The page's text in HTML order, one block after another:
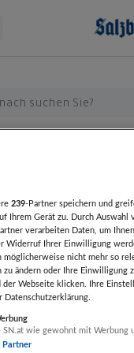
im
EUR 100,00
239-Partner speichern und
Ihrem Gerät zu. Durch
verarbeiten Daten, um
Widerruf Ihrer Einwilligung
möglicherweise nicht mehr so
zu ändern oder Ihre
der Webseite klicken. Ihre
Datenschutzerklärung.
SN.at wie gewohnt mit Werbung
Partner